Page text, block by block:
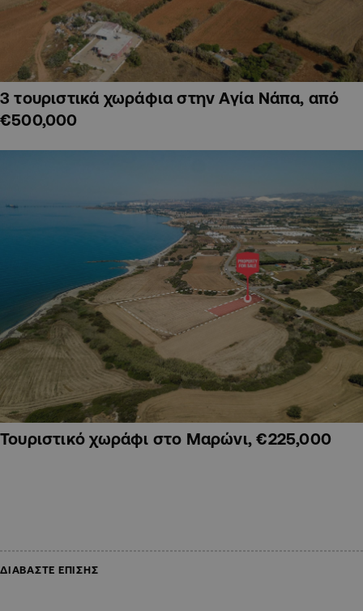
3 τουριστικά χωράφια στην Αγία Νάπα, από
€500,000
Τουριστικό χωράφι στο Μαρώνι, €225,000
ΔΙΑΒΑΣΤΕ ΕΠΙΣΗΣ